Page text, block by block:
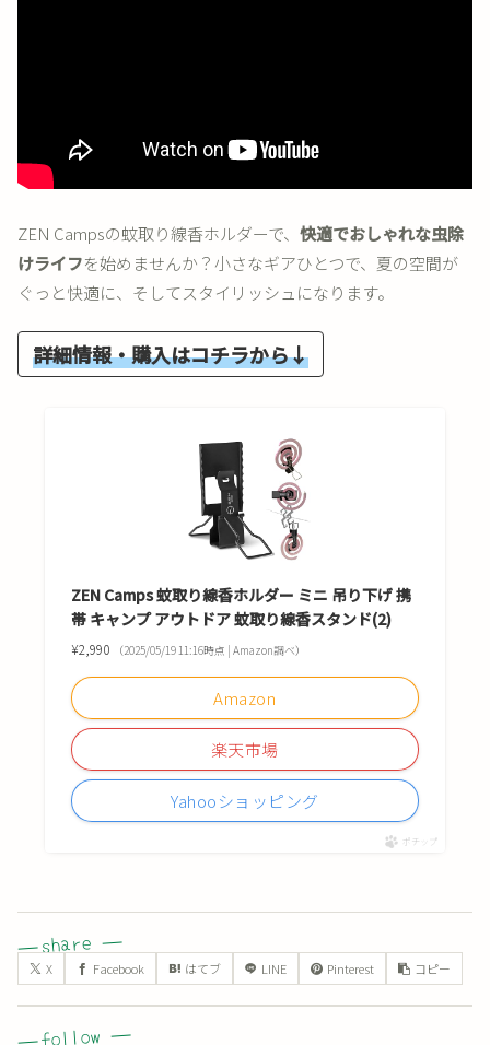
ZEN Campsの蚊取り線香ホルダーで、 快適でおしゃれな虫除
けライフを始めませんか？小さなギアひとつで、夏の空間が
ぐっと快適に、そしてスタイリッシュになります。
詳細情報・購入はコチラから↓
ZEN Camps 蚊取り線香ホルダー ミニ 吊り下げ 携
帯 キャンプ アウトドア 蚊取り線香スタンド(2)
¥2,990 （2025/05/19 11:16時点 | Amazon調べ）
Amazon
楽天市場
Yahooショッピング
ポチップ
X Facebook はてブ LINE Pinterest コピー